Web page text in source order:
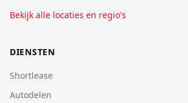
Bekijk alle locaties en regio's
DIENSTEN
Shortlease
Autodelen